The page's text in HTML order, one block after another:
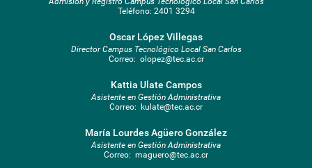
Teléfono: 2401 3294
Oscar López Villegas
Director Campus Tecnológico Local San Carlos
Correo: olopez@tec.ac.cr
Kattia Ulate Campos
Asistente en Gestión Administrativa
Correo:
kulate@tec.ac.cr
María Lourdes Agüero González
Asistente en Gestión Administrativa
Correo: maguero@tec.ac.cr